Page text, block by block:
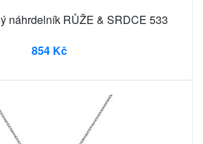
náhrdelník RŮŽE & SRDCE 533
854 Kč